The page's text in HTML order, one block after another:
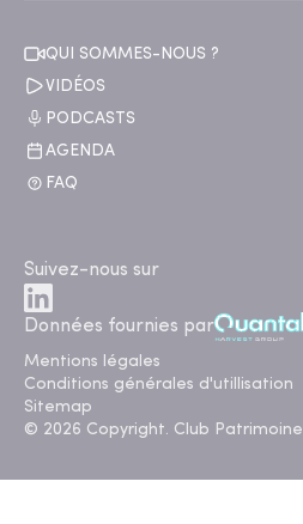
QUI SOMMES-NOUS ?
VIDÉOS
PODCASTS
AGENDA
FAQ
Suivez-nous sur
Données fournies par
Mentions légales
Conditions générales d'utillisation
Sitemap
© 2026 Copyright. Club Patrimoine